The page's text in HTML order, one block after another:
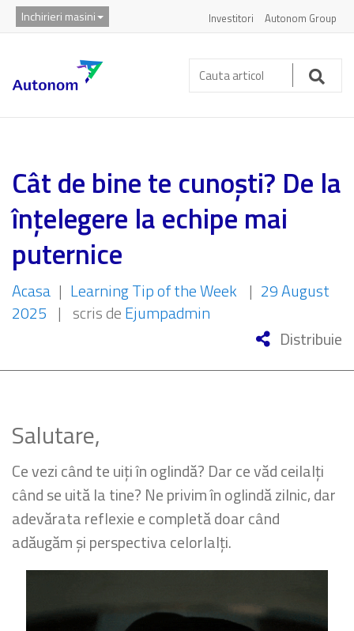
Inchirieri masini Investitori Autonom Group
Cauta
articol:
Cât de bine te cunoști? De la
înțelegere la echipe mai
puternice
Acasa | Learning Tip of the Week | 29 August
2025 | scris deEjumpadmin
Distribuie
Salutare,
Ce vezi când te uiți în oglindă? Dar ce văd ceilalți
când se uită la tine? Ne privim în oglindă zilnic, dar
adevărata reflexie e completă doar când
adăugăm și perspectiva celorlalți.